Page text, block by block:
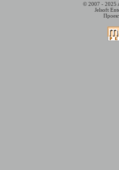
© 2007 - 2025
Jelsoft